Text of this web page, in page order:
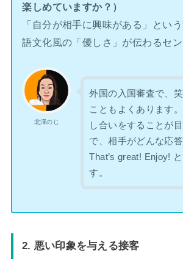
楽しめていますか？）
「自分が相手に興味がある」とい
語文化風の「優しさ」が伝わるセン
北澤のじ
外国の入国審査で、
こともよくあります
し合いをすることが
で、相手がどんな応答
That’s great! Enjoy!
す。
2. 悪い印象を与える接客